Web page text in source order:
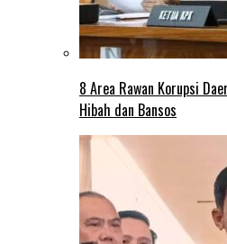
8 Area Rawan Korupsi
Hibah dan Bansos